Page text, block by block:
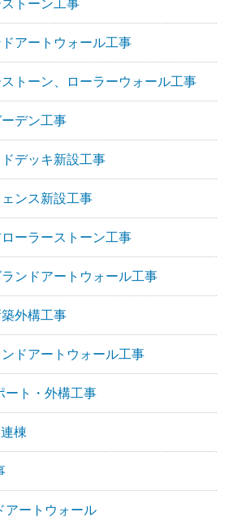
トーン工事
アートウォール工事
トーン、ローラーウォール工事
デン工事
デッキ新設工事
ンス新設工事
ーラーストーン工事
ンドアートウォール工事
外構工事
ドアートウォール工事
ート・外構工事
棟
アートウォール